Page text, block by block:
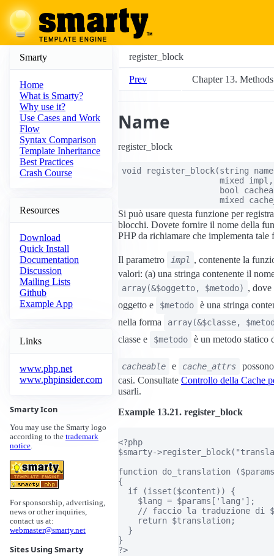
Smarty
Home
What is Smarty?
Why use it?
Use Cases and Work
Flow
Syntax Comparison
Template Inheritance
Best Practices
Crash Course
Resources
Download
Quick Install
Documentation
Discussion
Mailing Lists
Github
Example App
Links
www.php.net
www.phpinsider.com
Smarty Icon
You may use the Smarty logo
according to the trademark
notice.
For sponsorship, advertising,
news or other inquiries,
contact us at:
webmaster@smarty.net
Sites Using Smarty
register_block
Prev Chapter 13. Methods
Name
register_block
void register_block(string name
mixed impl ,
bool
mixed
Si può usare questa funzione per
blocchi. Dovete fornire il nome della
PHP da richiamare che implementa tale
Il parametro impl , contenente la
valori: (a) una stringa contenente il
array(&$oggetto, $metodo) , dove
oggetto e
$metodo
è una stringa
nella forma
array(&$classe,
classe e $metodo è un metodo statico
cacheable e cache_attrs
casi. Consultate Controllo della Cache
usarli.
Example 13.21. register_block
<?php
$smarty-
function do_translation
{
  if (isset($content)) {
    $lang = $params['lang'];
// faccio la traduzione di
    return $translation;
  }
}
?>